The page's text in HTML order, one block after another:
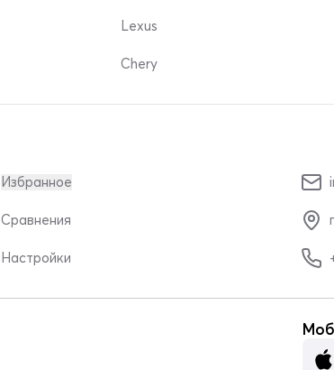
Lexus
Chery
Избранное
Сравнения
Настройки